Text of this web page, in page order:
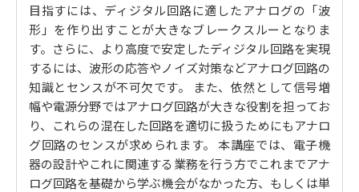
目指すには、ディジタル回路に適したアナログの「波
形」を作り出すことが大きなブレークスルーとなりま
す。さらに、より高度で安定したディジタル回路を実現
するには、波形の応答やノイズ対策などアナログ回路の
知識とセンスが不可欠です。 また、依然として信号増
幅や電源分野ではアナログ回路が大きな役割を担ってお
り、これらの混在した回路を適切に扱うためにもアナロ
グ回路のセンスが求められます。 本講座では、電子機
器の設計やこれに関連する業務を行う方でこれまでアナ
ログ回路を基礎から学ぶ機会がなかった方、もしくは単